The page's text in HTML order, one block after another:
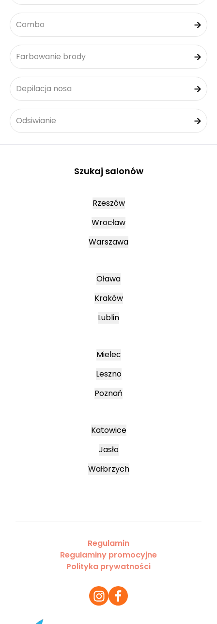
Combo
Farbowanie brody
Depilacja nosa
Odsiwianie
Szukaj salonów
Rzeszów
Wrocław
Warszawa
Oława
Kraków
Lublin
Mielec
Leszno
Poznań
Katowice
Jasło
Wałbrzych
Regulamin
Regulaminy promocyjne
Polityka prywatności